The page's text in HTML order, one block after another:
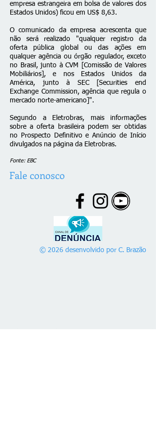
empresa estrangeira em bolsa de valores dos
Estados Unidos) ficou em US$ 8,63.
O comunicado da empresa acrescenta que
não será realizado "qualquer registro da
oferta pública global ou das ações em
qualquer agência ou órgão regulador, exceto
no Brasil, junto à CVM [Comissão de Valores
Mobiliários], e nos Estados Unidos da
América, junto à SEC [Securities end
Exchange Commission, agência que regula o
mercado norte-americano]".
Segundo a Eletrobras, mais informações
sobre a oferta brasileira podem ser obtidas
no Prospecto Definitivo e Anúncio de Início
divulgados na página da Eletrobras.
Fonte: EBC
Fale conosco
© 2026 desenvolvido por C. Brazão